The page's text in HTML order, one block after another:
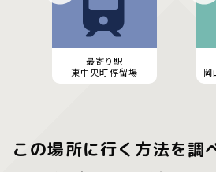
最寄り駅
東中央町停留場
岡
この場所に行く方法を調